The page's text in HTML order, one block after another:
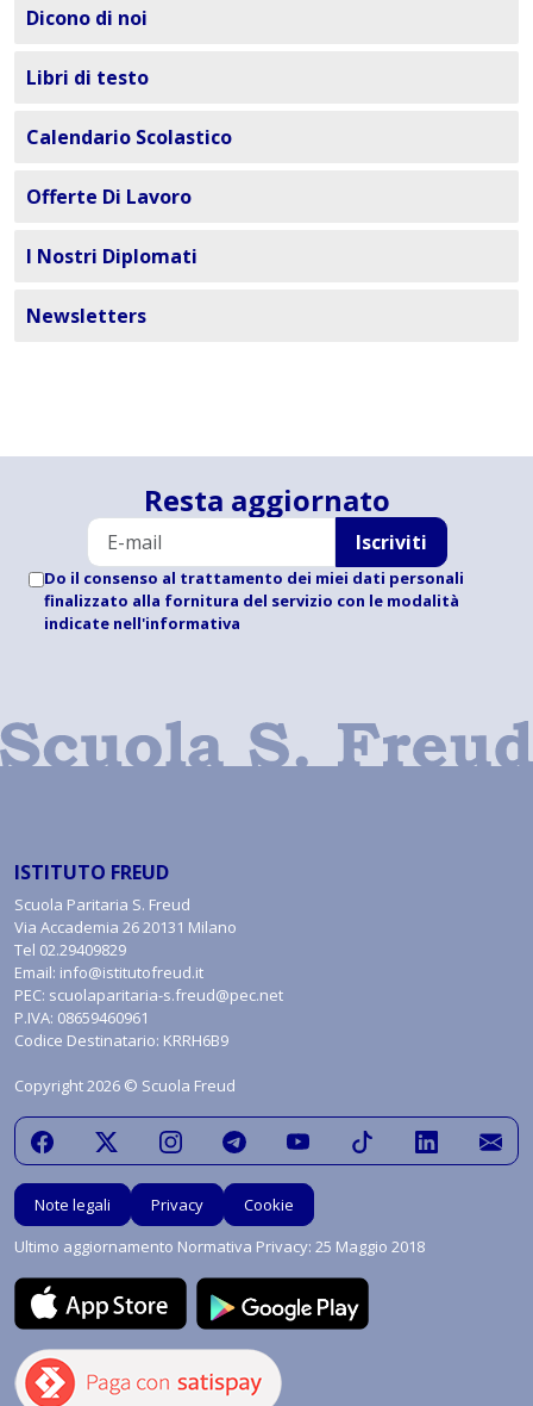
Dicono di noi
Libri di testo
Calendario Scolastico
Offerte Di Lavoro
I Nostri Diplomati
Newsletters
Resta aggiornato
Iscriviti
Do il consenso al trattamento dei miei dati personali
finalizzato alla fornitura del servizio con le modalità
indicate nell'informativa
ISTITUTO FREUD
Scuola Paritaria S. Freud
Via Accademia 26 20131 Milano
Tel 02.29409829
Email: info@istitutofreud.it
PEC: scuolaparitaria-s.freud@pec.net
P.IVA: 08659460961
Codice Destinatario: KRRH6B9
Copyright 2026 © Scuola Freud
Note legali Privacy
Cookie
Ultimo aggiornamento Normativa Privacy: 25 Maggio 2018